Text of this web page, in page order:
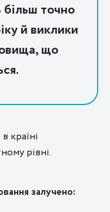
точно
й виклики
що
країні
рівні.
залучено: